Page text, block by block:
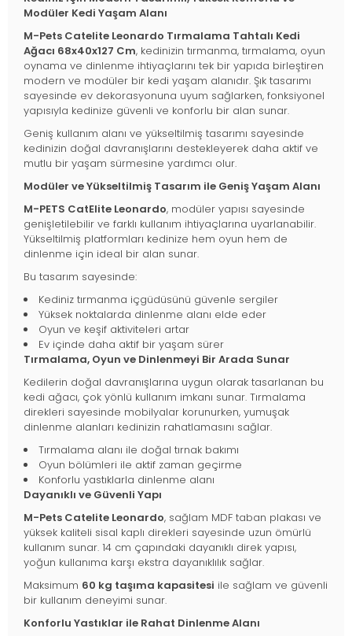
Modüler Kedi Yaşam Alanı
M-Pets Catelite Leonardo Tırmalama Tahtalı Kedi
Ağacı 68x40x127 Cm, kedinizin tırmanma, tırmalama, oyun
oynama ve dinlenme ihtiyaçlarını tek bir yapıda birleştiren
modern ve modüler bir kedi yaşam alanıdır. Şık tasarımı
sayesinde ev dekorasyonuna uyum sağlarken, fonksiyonel
yapısıyla kedinize güvenli ve konforlu bir alan sunar.
Geniş kullanım alanı ve yükseltilmiş tasarımı sayesinde
kedinizin doğal davranışlarını destekleyerek daha aktif ve
mutlu bir yaşam sürmesine yardımcı olur.
Modüler ve Yükseltilmiş Tasarım ile Geniş Yaşam Alanı
M-PETS CatElite Leonardo, modüler yapısı sayesinde
genişletilebilir ve farklı kullanım ihtiyaçlarına uyarlanabilir.
Yükseltilmiş platformları kedinize hem oyun hem de
dinlenme için ideal bir alan sunar.
Bu tasarım sayesinde:
Kediniz tırmanma içgüdüsünü güvenle sergiler
Yüksek noktalarda dinlenme alanı elde eder
Oyun ve keşif aktiviteleri artar
Ev içinde daha aktif bir yaşam sürer
Tırmalama, Oyun ve Dinlenmeyi Bir Arada Sunar
Kedilerin doğal davranışlarına uygun olarak tasarlanan bu
kedi ağacı, çok yönlü kullanım imkanı sunar. Tırmalama
direkleri sayesinde mobilyalar korunurken, yumuşak
dinlenme alanları kedinizin rahatlamasını sağlar.
Tırmalama alanı ile doğal tırnak bakımı
Oyun bölümleri ile aktif zaman geçirme
Konforlu yastıklarla dinlenme alanı
Dayanıklı ve Güvenli Yapı
M-Pets Catelite Leonardo, sağlam MDF taban plakası ve
yüksek kaliteli sisal kaplı direkleri sayesinde uzun ömürlü
kullanım sunar. 14 cm çapındaki dayanıklı direk yapısı,
yoğun kullanıma karşı ekstra dayanıklılık sağlar.
Maksimum 60 kg taşıma kapasitesi ile sağlam ve güvenli
bir kullanım deneyimi sunar.
Konforlu Yastıklar ile Rahat Dinlenme Alanı